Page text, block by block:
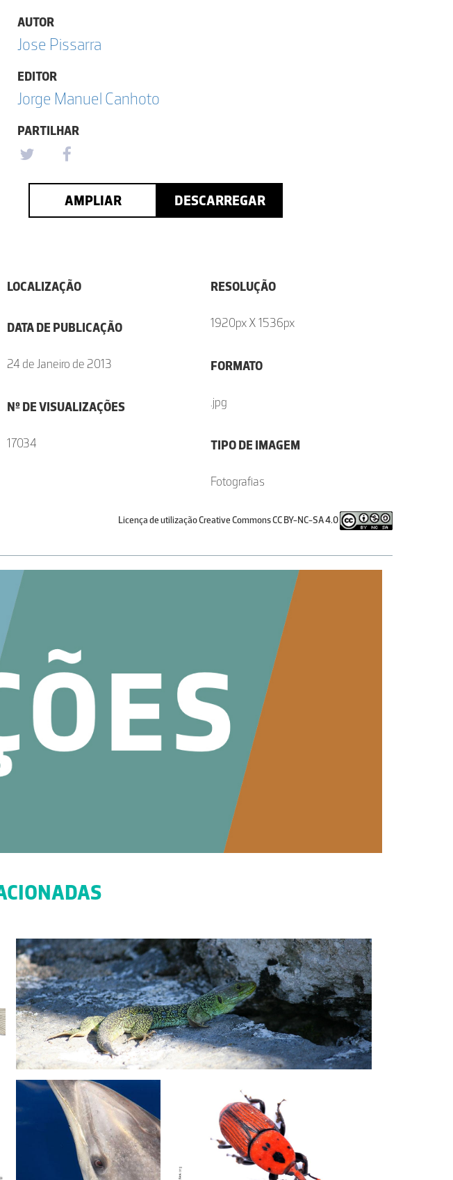
AUTOR
Jose Pissarra
EDITOR
Jorge Manuel Canhoto
PARTILHAR
AMPLIAR DESCARREGAR
LOCALIZAÇÃO
DATA DE PUBLICAÇÃO
24 de Janeiro de 2013
Nº DE VISUALIZAÇÕES
17034
RESOLUÇÃO
1920px X 1536px
FORMATO
.jpg
TIPO DE IMAGEM
Fotografias
Licença de utilização Creative Commons CC BY-NC-SA 4.0